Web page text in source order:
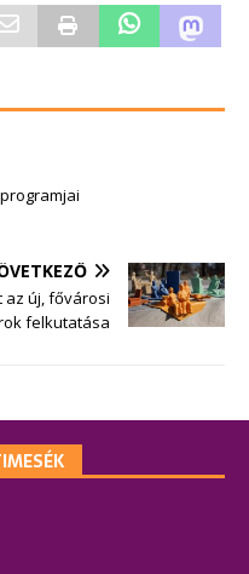
az új, fővárosi
felkutatása